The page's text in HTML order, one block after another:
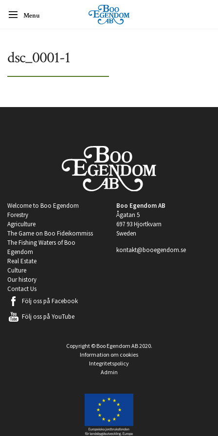
Menu
dsc_0001-1
Welcome to Boo Egendom
Forestry
Agriculture
The Game on Boo Fideikommiss
The Fishing Waters of Boo
Egendom
Real Estate
Culture
Our history
Contact Us
Boo Egendom AB
Ågatan 5
697 93 Hjortkvarn
Sweden
kontakt@booegendom.se
Följ oss på Facebook
Följ oss på YouTube
Copyright © Boo Egendom AB 2020.
Information om cookies
Integritetspolicy
Admin